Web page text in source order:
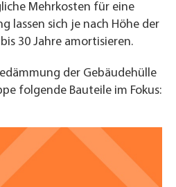
Mehrkosten für eine
lassen sich je nach Höhe der
30 Jahre amortisieren.
der Gebäudehülle
folgende Bauteile im Fokus: